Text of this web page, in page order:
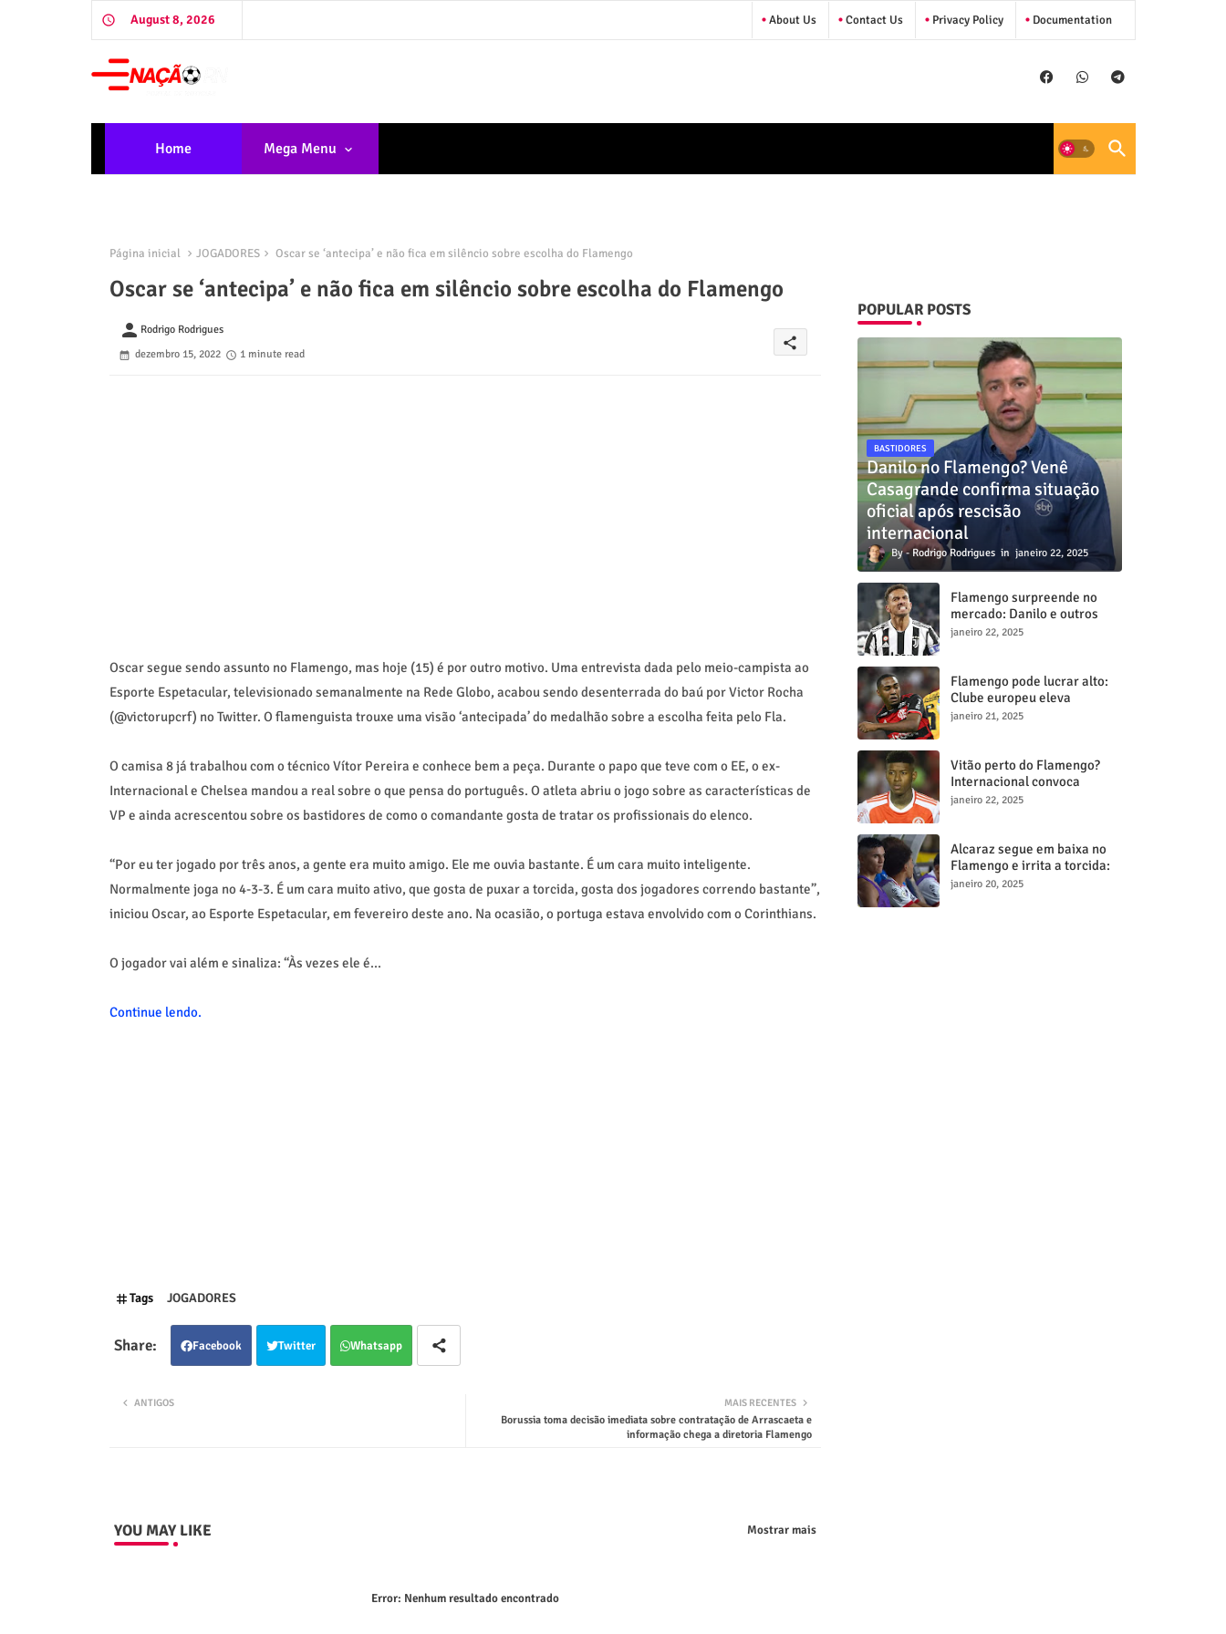
August 8, 2026 About Us Contact Us Privacy Policy Documentation
Home Mega Menu
Página inicial JOGADORES Oscar se ‘antecipa’ e não fica em silêncio sobre escolha do Flamengo
Oscar se ‘antecipa’ e não fica em silêncio sobre escolha do Flamengo
person Rodrigo Rodrigues
dezembro 15, 2022
1 minute read
share
Oscar segue sendo assunto no Flamengo, mas hoje (15) é por outro motivo. Uma entrevista dada pelo meio-campista ao
Esporte Espetacular, televisionado semanalmente na Rede Globo, acabou sendo desenterrada do baú por Victor Rocha
(@victorupcrf) no Twitter. O flamenguista trouxe uma visão ‘antecipada’ do medalhão sobre a escolha feita pelo Fla.
O camisa 8 já trabalhou com o técnico Vítor Pereira e conhece bem a peça. Durante o papo que teve com o EE, o ex-
Internacional e Chelsea mandou a real sobre o que pensa do português. O atleta abriu o jogo sobre as características de
VP e ainda acrescentou sobre os bastidores de como o comandante gosta de tratar os profissionais do elenco.
“Por eu ter jogado por três anos, a gente era muito amigo. Ele me ouvia bastante. É um cara muito inteligente.
Normalmente joga no 4-3-3. É um cara muito ativo, que gosta de puxar a torcida, gosta dos jogadores correndo bastante”,
iniciou Oscar, ao Esporte Espetacular, em fevereiro deste ano. Na ocasião, o portuga estava envolvido com o Corinthians.
O jogador vai além e sinaliza: “Às vezes ele é...
Continue lendo.
Tags JOGADORES
Facebook Twitter Whatsapp
MAIS RECENTES
Borussia toma decisão imediata sobre contratação de Arrascaeta e
informação chega a diretoria Flamengo
ANTIGOS
YOU MAY LIKE Mostrar mais
Error: Nenhum resultado encontrado
POPULAR POSTS
BASTIDORES
Danilo no Flamengo? Venê
Casagrande confirma situação
oficial após rescisão
internacional
Rodrigo Rodrigues janeiro 22, 2025
Flamengo surpreende no
mercado: Danilo e outros
dois craques estão a
janeiro 22, 2025
Flamengo pode lucrar alto:
Clube europeu eleva
proposta por Lorran para R$
janeiro 21, 2025
Vitão perto do Flamengo?
Internacional convoca
reunião decisiva para tentar
janeiro 22, 2025
Alcaraz segue em baixa no
Flamengo e irrita a torcida:
"Maior contratação, menor
janeiro 20, 2025